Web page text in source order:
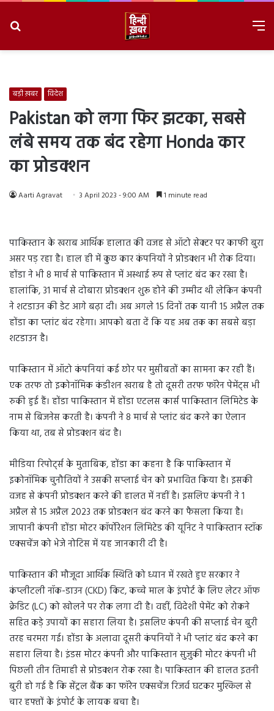
बड़ी ख़बर विदेश
Pakistan को लगा फिर झटका, सबसे
लंबे समय तक बंद रहेगा Honda कार
का प्रोडक्शन
Aarti Agravat 3 April 2023 - 9:00 AM 1 minute read
पाकिस्तान के खराब आर्थिक हालात की वजह से ऑटो सेक्टर पर काफी बुरा
असर पड़ रहा है। हाल ही में कुछ कार कंपनियों ने प्रोडक्शन भी रोक दिया।
होंडा ने भी 8 मार्च से पाकिस्तान में अस्थाई रूप से प्लांट बंद कर रखा है।
हालांकि, 31 मार्च से दोबारा प्रोडक्शन शुरू होने की उम्मीद थी लेकिन कंपनी
ने शटडाउन की डेट आगे बढ़ा दी। अब अगले 15 दिनों तक यानी 15 अप्रैल तक
होंडा का प्लांट बंद रहेगा। आपको बता दें कि यह अब तक का सबसे बड़ा
शटडाउन है।
पाकिस्तान में ऑटो कंपनियां कई छोर पर मुसीबतों का सामना कर रही हैं।
एक तरफ तो इकोनॉमिक कंडीशन खराब है तो दूसरी तरफ फॉरेन पेमेंट्स भी
रुकी हुई हैं। होंडा पाकिस्तान में होंडा एटलस कार्स पाकिस्तान लिमिटेड के
नाम से बिजनेस करती है। कंपनी ने 8 मार्च से प्लांट बंद करने का ऐलान
किया था, तब से प्रोडक्शन बंद है।
मीडिया रिपोर्ट्स के मुताबिक, होंडा का कहना है कि पाकिस्तान में
इकोनॉमिक चुनौतियों ने उसकी सप्लाई चेन को प्रभावित किया है। इसकी
वजह से कंपनी प्रोडक्शन करने की हालत में नहीं है। इसलिए कंपनी ने 1
अप्रैल से 15 अप्रैल 2023 तक प्रोडक्शन बंद करने का फैसला किया है।
जापानी कंपनी होंडा मोटर कॉर्पोरेशन लिमिटेड की यूनिट ने पाकिस्तान स्टॉक
एक्सचेंज को भेजे नोटिस में यह जानकारी दी है।
पाकिस्तान की मौजूदा आर्थिक स्थिति को ध्यान में रखते हुए सरकार ने
कंप्लीटली नॉक-डाउन (CKD) किट, कच्चे माल के इंपोर्ट के लिए लेटर ऑफ
क्रेडिट (LC) को खोलने पर रोक लगा दी है। वहीं, विदेशी पेमेंट को रोकने
सहित कड़े उपायों का सहारा लिया है। इसलिए कंपनी की सप्लाई चेन बुरी
तरह चरमरा गई। होंडा के अलावा दूसरी कंपनियों ने भी प्लांट बंद करने का
सहारा लिया है। इंडस मोटर कंपनी और पाकिस्तान सुजुकी मोटर कंपनी भी
पिछली तीन तिमाही से प्रोडक्शन रोक रखा है। पाकिस्तान की हालत इतनी
बुरी हो गई है कि सेंट्रल बैंक का फॉरेन एक्सचेंज रिजर्व घटकर मुश्किल से
चार हफ्तों के इंपोर्ट के लायक बचा है।